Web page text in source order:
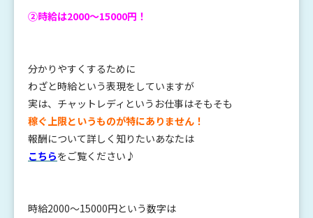
②時給は2000〜15000円 ！
分かりやすくするために
わざと時給という表現をしていますが
実は、チャットレディというお仕事はそもそも
稼ぐ上限というものが特にありません！
報酬について詳しく知りたいあなたは
こちらをご覧ください♪
時給2000〜15000円という数字は